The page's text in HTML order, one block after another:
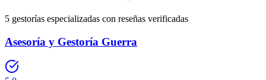
5 gestorías especializadas con reseñas verificadas
Asesoría y Gestoría Guerra